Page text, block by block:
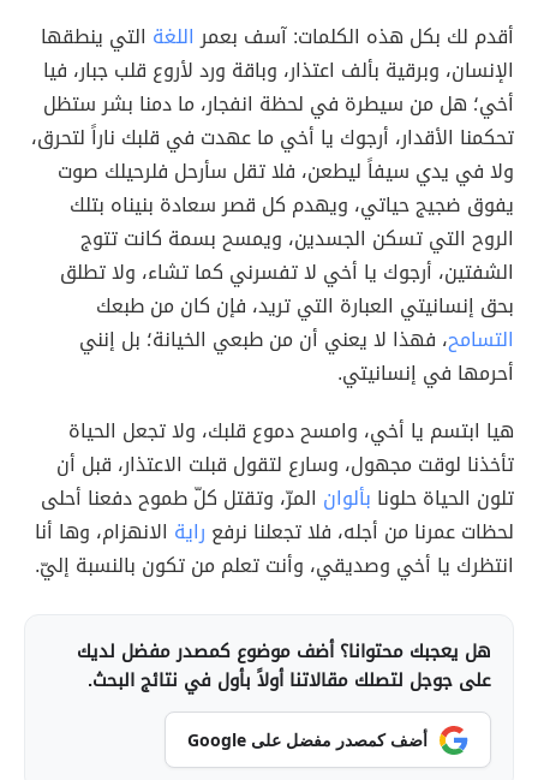
أقدم لك بكل هذه الكلمات: آسف بعمراللغة التي ينطقها
الإنسان، وبرقية بألف اعتذار، وباقة ورد لأروع قلب جبار، فيا
أخي؛ هل من سيطرة في لحظة انفجار، ما دمنا بشر ستظل
تحكمنا الأقدار، أرجوك يا أخي ما عهدت في قلبك ناراً لتحرق،
ولا في يدي سيفاً ليطعن، فلا تقل سأرحل فلرحيلك صوت
يفوق ضجيج حياتي، ويهدم كل قصر سعادة بنيناه بتلك
الروح التي تسكن الجسدين، ويمسح بسمة كانت تتوج
الشفتين، أرجوك يا أخي لا تفسرني كما تشاء، ولا تطلق
بحق إنسانيتي العبارة التي تريد، فإن كان من طبعك
التسامح، فهذا لا يعني أن من طبعي الخيانة؛ بل إنني
أحرمها في إنسانيتي.
هيا ابتسم يا أخي، وامسح دموع قلبك، ولا تجعل الحياة
تأخذنا لوقت مجهول، وسارع لتقول قبلت الاعتذار، قبل أن
تلون الحياة حلونا بألوان المرّ، وتقتل كلّ طموح دفعنا أحلى
لحظات عمرنا من أجله، فلا تجعلنا نرفع راية الانهزام، وها أنا
انتظرك يا أخي وصديقي، وأنت تعلم من تكون بالنسبة إليّ.
هل يعجبك محتوانا؟ أضف موضوع كمصدر مفضل لديك
على جوجل لتصلك مقالاتنا أولاً بأول في نتائج البحث.
أضف كمصدر مفضل على Google